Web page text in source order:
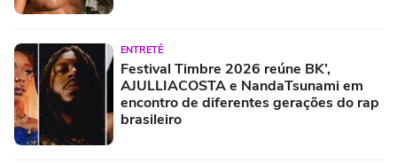
ENTRETÊ
Festival Timbre 2026 reúne BK’,
AJULLIACOSTA e NandaTsunami em
encontro de diferentes gerações do rap
brasileiro